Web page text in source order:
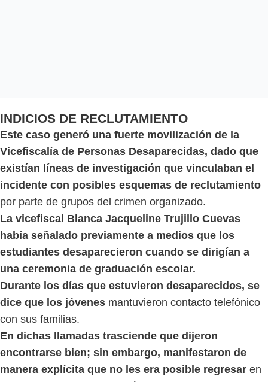
INDICIOS DE RECLUTAMIENTO
Este caso generó una fuerte movilización de la
Vicefiscalía de Personas Desaparecidas, dado que
existían líneas de investigación que vinculaban el
incidente con posibles esquemas de reclutamiento
por parte de grupos del crimen organizado.
La vicefiscal Blanca Jacqueline Trujillo Cuevas
había señalado previamente a medios que los
estudiantes desaparecieron cuando se dirigían a
una ceremonia de graduación escolar.
Durante los días que estuvieron desaparecidos, se
dice que los jóvenes mantuvieron contacto telefónico
con sus familias.
En dichas llamadas trasciende que dijeron
encontrarse bien; sin embargo, manifestaron de
manera explícita que no les era posible regresar en